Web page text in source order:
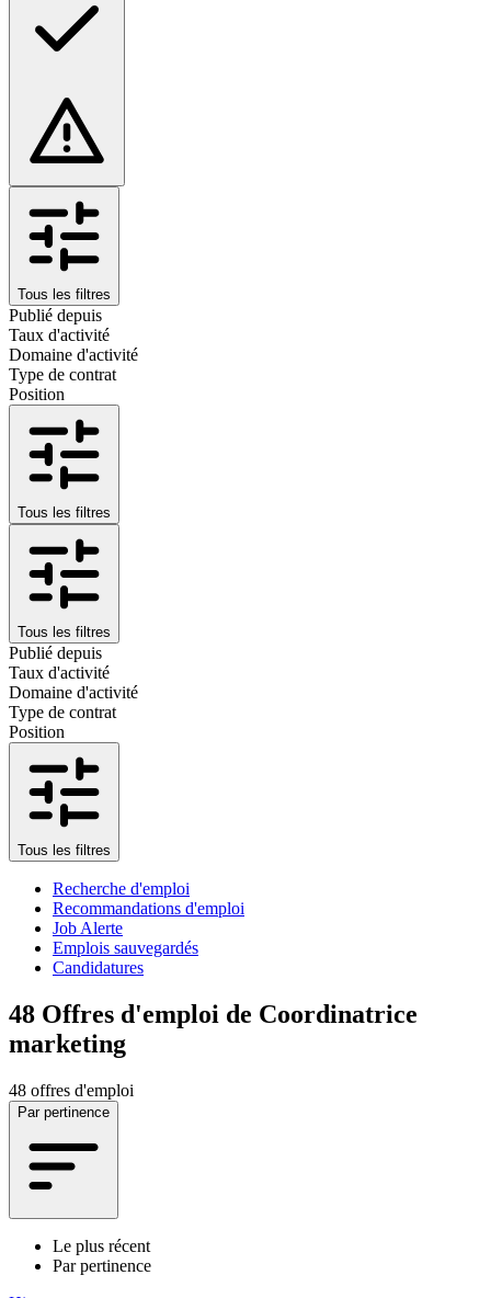
Tous les filtres
Publié depuis
Taux d'activité
Domaine d'activité
Type de contrat
Position
Tous les filtres
Tous les filtres
Publié depuis
Taux d'activité
Domaine d'activité
Type de contrat
Position
Tous les filtres
Recherche d'emploi
Recommandations d'emploi
Job Alerte
Emplois sauvegardés
Candidatures
48 Offres d'emploi de Coordinatrice
marketing
48 offres d'emploi
Par pertinence
Le plus récent
Par pertinence